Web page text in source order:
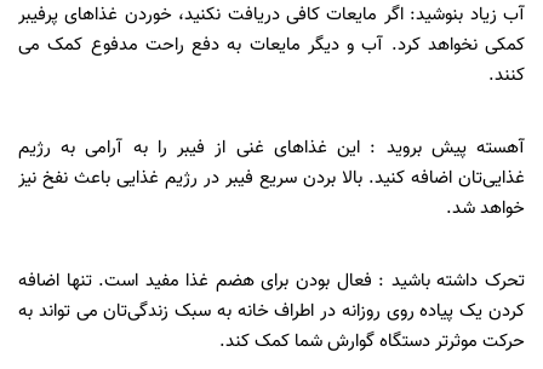
آب زیاد بنوشید: اگر مایعات کافی دریافت نکنید، خوردن غذاهای پرفیبر
کمکی نخواهد کرد. آب و دیگر مایعات به دفع راحت مدفوع کمک می
کنند.
آهسته پیش بروید : این غذاهای غنی از فیبر را به آرامی به رژیم
غذایی‌تان اضافه کنید. بالا بردن سریع فیبر در رژیم غذایی باعث نفخ نیز
خواهد شد.
تحرک داشته باشید : فعال بودن برای هضم غذا مفید است. تنها اضافه
کردن یک پیاده روی روزانه در اطراف خانه به سبک زندگی‌تان می تواند به
حرکت موثرتر دستگاه گوارش شما کمک کند.